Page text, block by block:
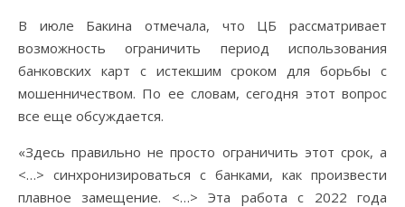
В июле Бакина отмечала, что ЦБ рассматривает
возможность ограничить период использования
банковских карт с истекшим сроком для борьбы с
мошенничеством. По ее словам, сегодня этот вопрос
все еще обсуждается.
«Здесь правильно не просто ограничить этот срок, а
<…> синхронизироваться с банками, как произвести
плавное замещение. <…> Эта работа с 2022 года